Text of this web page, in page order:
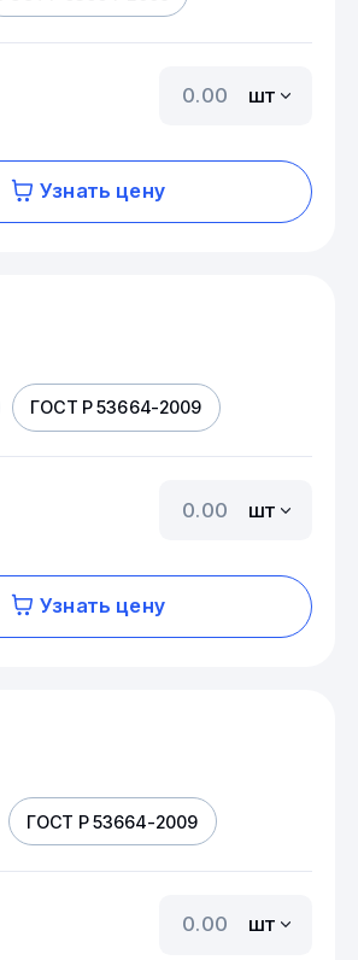
шт
Узнать цену
ГОСТ Р 53664-2009
шт
Узнать цену
ГОСТ Р 53664-2009
шт